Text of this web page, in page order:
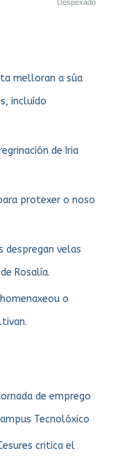
Despexado
melloran a súa
incluído
de Iria
para protexer o noso
despregan velas
Rosalía.
o
de emprego
Tecnolóxico
critica el